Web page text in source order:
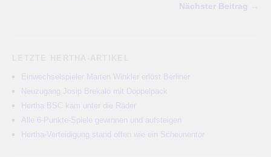
Nächster Beitrag →
Einwechselspieler Marten Winkler erlöst Berliner
Neuzugang Josip Brekalo mit Doppelpack
Hertha BSC kam unter die Räder
Alle 6-Punkte-Spiele gewinnen und aufsteigen
Hertha-Verteidigung stand offen wie ein Scheunentor